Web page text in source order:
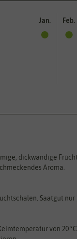
Jan. Feb.
dickwandige
Aroma.
Saatgut
von 20